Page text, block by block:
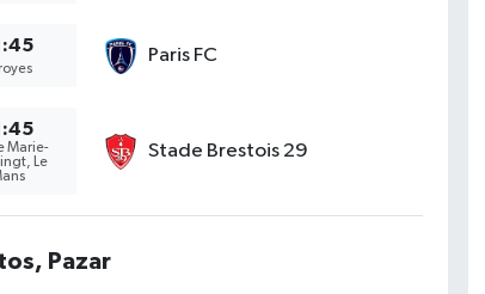
Paris FC
Marie-
Le
Stade Brestois 29
Pazar